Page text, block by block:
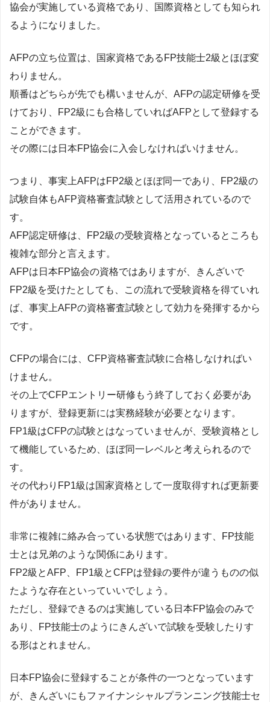
協会が実施している資格であり、国際資格としても知られ
るようになりました。
AFPの立ち位置は、国家資格であるFP技能士2級とほぼ変
わりません。
順番はどちらが先でも構いませんが、AFPの認定研修を受
けており、FP2級にも合格していればAFPとして登録する
ことができます。
その際には日本FP協会に入会しなければいけません。
つまり、事実上AFPはFP2級とほぼ同一であり、FP2級の
試験自体もAFP資格審査試験として活用されているので
す。
AFP認定研修は、FP2級の受験資格となっているところも
複雑な部分と言えます。
AFPは日本FP協会の資格ではありますが、きんざいで
FP2級を受けたとしても、この流れで受験資格を得ていれ
ば、事実上AFPの資格審査試験として効力を発揮するから
です。
CFPの場合には、CFP資格審査試験に合格しなければい
けません。
その上でCFPエントリー研修もう終了しておく必要があ
りますが、登録更新には実務経験が必要となります。
FP1級はCFPの試験とはなっていませんが、受験資格とし
て機能しているため、ほぼ同一レベルと考えられるので
す。
その代わりFP1級は国家資格として一度取得すれば更新要
件がありません。
非常に複雑に絡み合っている状態ではあります、FP技能
士とは兄弟のような関係にあります。
FP2級とAFP、FP1級とCFPは登録の要件が違うものの似
たような存在といっていいでしょう。
ただし、登録できるのは実施している日本FP協会のみで
あり、FP技能士のようにきんざいで試験を受験したりす
る形はとれません。
日本FP協会に登録することが条件の一つとなっています
が、きんざいにもファイナンシャルプランニング技能士セ